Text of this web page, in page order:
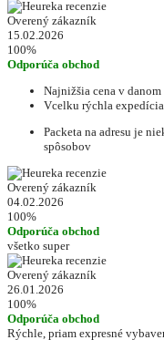
Overený zákazník
15.02.2026
100%
Odporúča obchod
Najnižšia cena v danom
Vcelku rýchla
Packeta na adresu je
spôsobov
Overený zákazník
04.02.2026
100%
Odporúča obchod
všetko super
Overený zákazník
26.01.2026
100%
Odporúča obchod
Rýchle, priam expresné